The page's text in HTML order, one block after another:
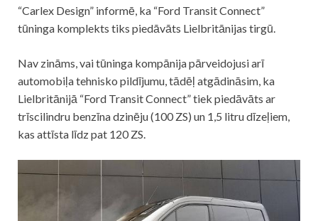
“Carlex Design” informē, ka “Ford Transit Connect”
tūninga komplekts tiks piedāvāts Lielbritānijas tirgū.
Nav zināms, vai tūninga kompānija pārveidojusi arī
automobiļa tehnisko pildījumu, tādēļ atgādināsim, ka
Lielbritānijā “Ford Transit Connect” tiek piedāvāts ar
trīscilindru benzīna dzinēju (100 ZS) un 1,5 litru dīzeļiem,
kas attīsta līdz pat 120 ZS.